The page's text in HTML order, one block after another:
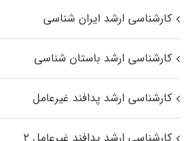
کارشناسی ارشد ایران شناسی
کارشناسی ارشد باستان شناسی
کارشناسی ارشد پدافند غیرعامل